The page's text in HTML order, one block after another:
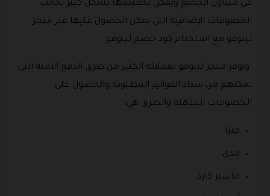
في متناول الجميع ويمكن تخفيضها بشكل كبير بجانب
الخصومات الإضافية التي يمكن الحصول عليها عبر متجر
لينوفو مع استخدام كود خصم لينوفو.
ويوفر متجر لينوفو لعملائه الكثير من طرق الدفع الآمنة التي
تمكنهم من سداد الفواتير المطلوبة والحصول على
الخصومات المذهلة والطرق هي:
فيزا.
مدى.
ماستر كارد.